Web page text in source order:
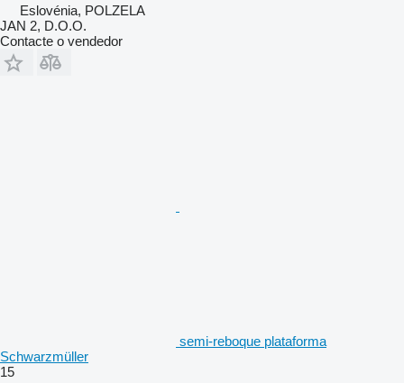
Eslovénia, POLZELA
JAN 2, D.O.O.
Contacte o vendedor
semi-reboque plataforma
Schwarzmüller
15